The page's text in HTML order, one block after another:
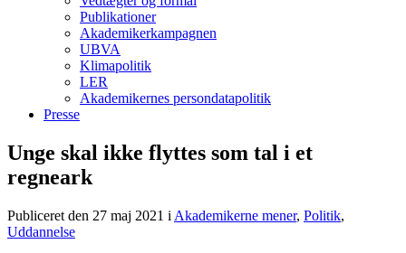
Publikationer
Akademikerkampagnen
UBVA
Klimapolitik
LER
Akademikernes persondatapolitik
Presse
Unge skal ikke flyttes som tal i et
regneark
Publiceret den 27 maj 2021 i Akademikerne mener, Politik,
Uddannelse